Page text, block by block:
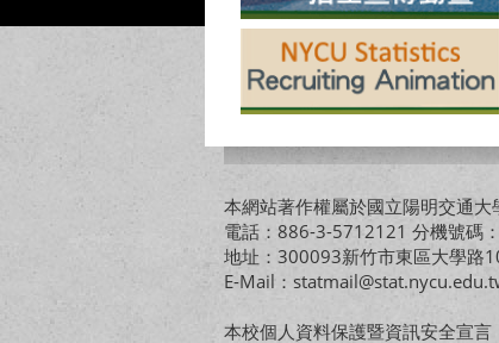
本網站著作權屬於國立陽明交通
電話：886-3-5712121 分機號
地址：300093新竹市東區大學
E-Mail：
本校個人資料保護暨資訊安全宣言